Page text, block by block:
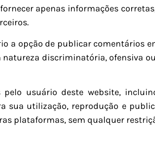
apenas informações
a opção de publicar comentários
natureza discriminatória, ofensiva
usuário deste website,
sua utilização, reprodução e
plataformas, sem qualquer